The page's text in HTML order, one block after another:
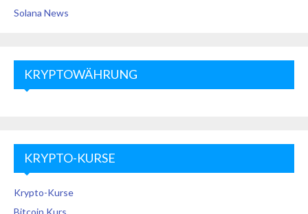
Solana News
KRYPTOWÄHRUNG
KRYPTO-KURSE
Krypto-Kurse
Bitcoin Kurs